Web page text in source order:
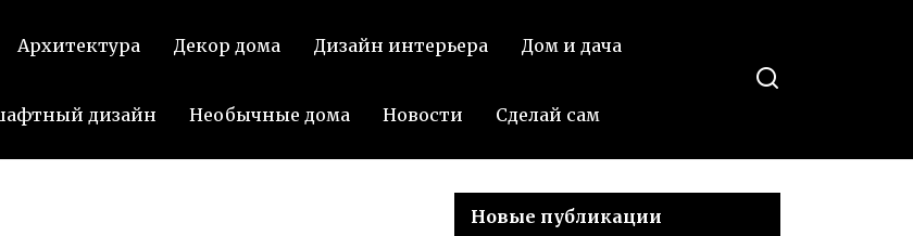
Архитектура Декор дома Дизайн интерьера Дом и дача
дизайн Необычные дома Новости Сделай сам
Новые публикации
яркими и зелеными